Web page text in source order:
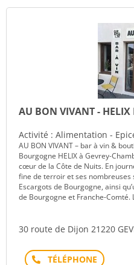
AU BON VIVANT - HELIX
Activité : Alimentation -
AU BON VIVANT – bar à vin &
Bourgogne HELIX à Gevrey-
cœur de la Côte de Nuits. En
fine de terroir et ses nombreuses
Escargots de Bourgogne, ainsi
de Bourgogne et Franche-Comté.
30 route de Dijon 21220
Téléphone